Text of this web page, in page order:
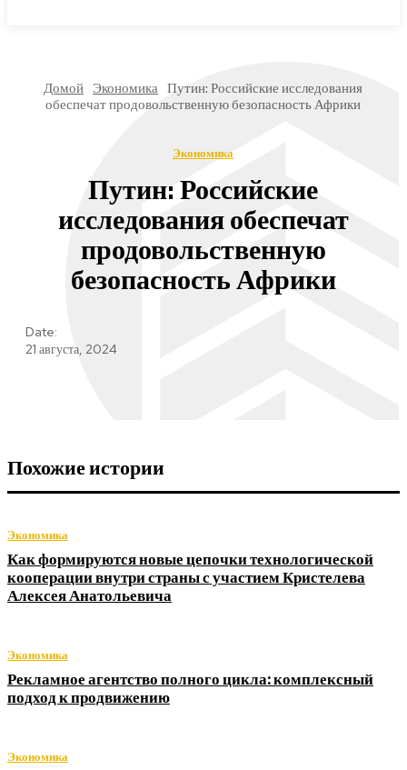
Домой Экономика Путин: Российские исследования
обеспечат продовольственную безопасность Африки
Экономика
Путин: Российские
исследования обеспечат
продовольственную
безопасность Африки
Date:
21 августа, 2024
Похожие истории
Экономика
Как формируются новые цепочки технологической
кооперации внутри страны с участием Кристелева
Алексея Анатольевича
Экономика
Рекламное агентство полного цикла: комплексный
подход к продвижению
Экономика